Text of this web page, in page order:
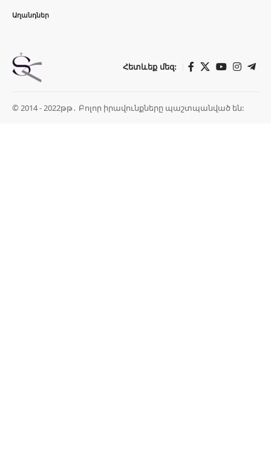
Աղանդներ
Հետևեք մեզ:
© 2014 - 2022թթ․ Բոլոր իրավունքները պաշտպանված են: